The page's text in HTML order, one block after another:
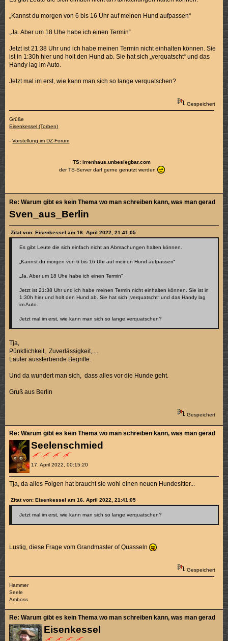
„Kannst du morgen von 6 bis 16 Uhr auf meinen Hund aufpassen“
„Ja. Aber um 18 Uhe habe ich einen Termin“
Jetzt ist 21:38 Uhr und ich habe meinen Termin nicht einhalten können. Sie
ist in 1:30h hier und holt den Hund ab. Sie hat sich „verquatscht“ und das
Handy lag im Auto.
Jetzt mal im erst, wie kann man sich so lange verquatschen?
Gespeichert
Grüße
Eisenkessel (Torben)
-Vorstellung im DZ-Forum
TS: irrenhaus.unbesiegbar.com
der TS-Server darf gerne genutzt werden
Sven_aus_Berlin
Re: Warum gibt es kein Thema wo man schreiben kann, was man gerade
Zitat von: Eisenkessel am 16. April 2022, 21:41:05
Es gibt Leute die sich einfach nicht an Abmachungen halten können.
„Kannst du morgen von 6 bis 16 Uhr auf meinen Hund aufpassen“
„Ja. Aber um 18 Uhe habe ich einen Termin“
Jetzt ist 21:38 Uhr und ich habe meinen Termin nicht einhalten können. Sie ist in
1:30h hier und holt den Hund ab. Sie hat sich „verquatscht“ und das Handy lag
im Auto.
Jetzt mal im erst, wie kann man sich so lange verquatschen?
Tja,
Pünktlichkeit, Zuverlässigkeit,....
Lauter aussterbende Begriffe.
Und da wundert man sich, dass alles vor die Hunde geht.
Gruß aus Berlin
Gespeichert
Seelenschmied
17. April 2022, 00:15:20
Re: Warum gibt es kein Thema wo man schreiben kann, was man gerade
Tja, da alles Folgen hat braucht sie wohl einen neuen Hundesitter...
Zitat von: Eisenkessel am 16. April 2022, 21:41:05
Jetzt mal im erst, wie kann man sich so lange verquatschen?
Lustig, diese Frage vom Grandmaster of Quasseln
Gespeichert
Hammer
Seele
Amboss
Eisenkessel
Re: Warum gibt es kein Thema wo man schreiben kann, was man gerade